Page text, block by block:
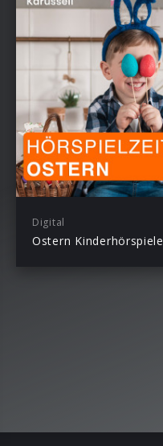
Digital
Ostern Kinderhörspiele